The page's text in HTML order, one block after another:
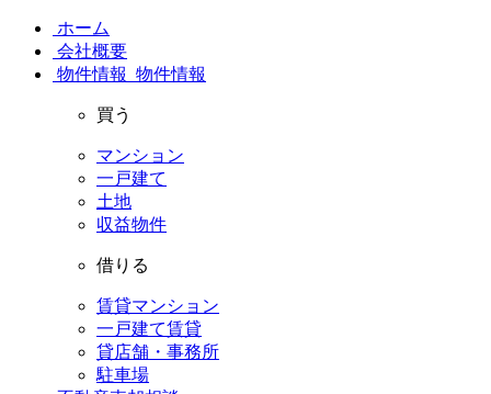
ホーム
会社概要
物件情報 物件情報
買う
マンション
一戸建て
土地
収益物件
借りる
賃貸マンション
一戸建て賃貸
貸店舗・事務所
駐車場